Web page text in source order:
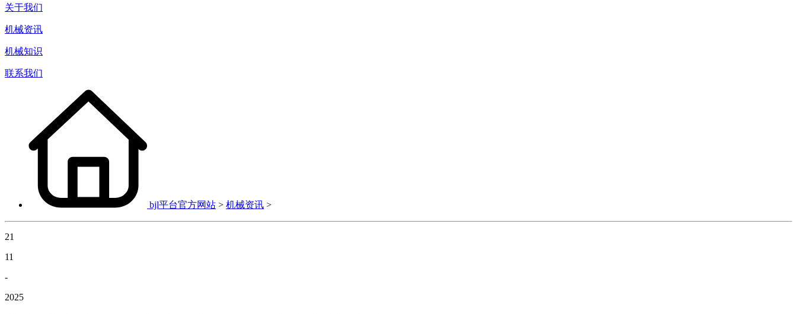
关于我们
机械资讯
机械知识
联系我们
bjl平台官方网站 > 机械资讯 >
21
11
-
2025